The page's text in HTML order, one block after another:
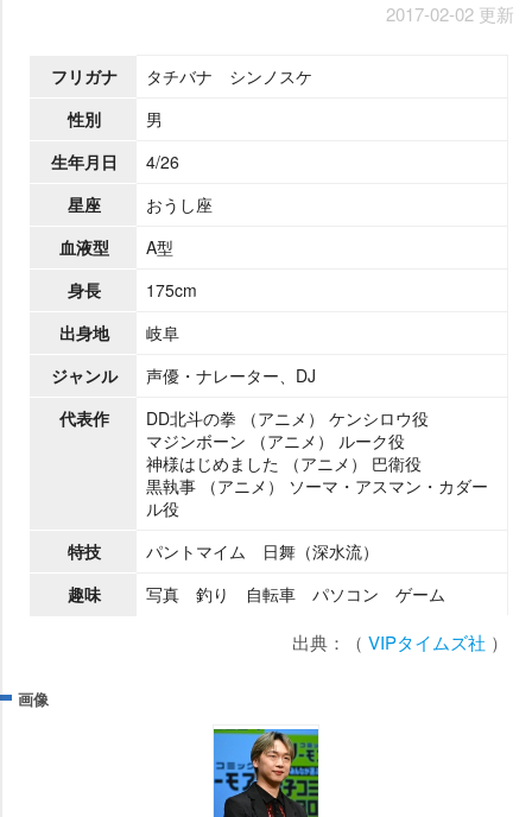
2017-02-02 更新
フリガナ
タチバナ シンノスケ
性別
男
生年月日
4/26
星座
おうし座
血液型
A型
身長
175cm
出身地
岐阜
ジャンル
声優・ナレーター、DJ
代表作
DD北斗の拳 （アニメ） ケンシロウ役
マジンボーン （アニメ） ルーク役
神様はじめました （アニメ） 巴衛役
黒執事 （アニメ） ソーマ・アスマン・カダー
ル役
特技
パントマイム 日舞（深水流）
趣味
写真 釣り 自転車 パソコン ゲーム
出典：（ VIPタイムズ社 ）
画像